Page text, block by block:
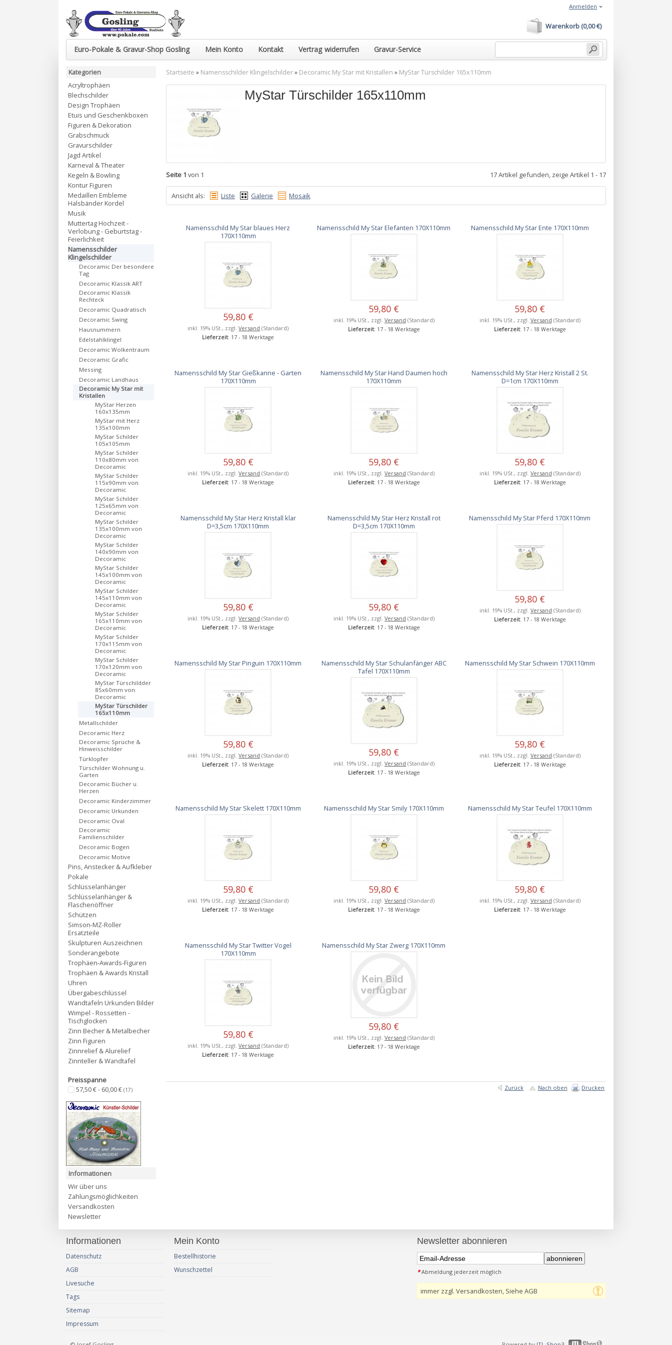
Euro-Pokale & Gravur-Shop Gosling Mein Konto Kontakt Vertrag widerrufen Gravur-Service
Warenkorb (0,00 €)
Anmelden
Startseite » Namensschilder Klingelschilder» Decoramic My Star mit Kristallen » MyStar Türschilder 165x110mm
MyStar Türschilder 165x110mm
Seite 1 von 1 17 Artikel gefunden, zeige Artikel 1 - 17
Ansicht als: Liste Galerie Mosaik
Namensschild My Star blaues Herz
170X110mm
59,80 €
inkl. 19% USt., zzgl.Versand (Standard)
Lieferzeit: 17 - 18 Werktage
Namensschild My Star Elefanten 170X110mm
59,80 €
inkl. 19% USt., zzgl. Versand (Standard)
Lieferzeit: 17 - 18 Werktage
Namensschild My Star Ente 170X110mm
59,80 €
inkl. 19% USt., zzgl. Versand (Standard)
Lieferzeit: 17 - 18 Werktage
Namensschild My Star Gießkanne - Garten
170X110mm
59,80 €
inkl. 19% USt., zzgl.Versand (Standard)
Lieferzeit: 17 - 18 Werktage
Namensschild My Star Hand Daumen hoch
170X110mm
59,80 €
inkl. 19% USt., zzgl. Versand (Standard)
Lieferzeit: 17 - 18 Werktage
Namensschild My Star Herz Kristall 2 St.
D=1cm 170X110mm
59,80 €
inkl. 19% USt., zzgl. Versand (Standard)
Lieferzeit: 17 - 18 Werktage
Namensschild My Star Herz Kristall klar
D=3,5cm 170X110mm
59,80 €
inkl. 19% USt., zzgl.Versand (Standard)
Lieferzeit: 17 - 18 Werktage
Namensschild My Star Herz Kristall rot
D=3,5cm 170X110mm
59,80 €
inkl. 19% USt., zzgl. Versand (Standard)
Lieferzeit: 17 - 18 Werktage
Namensschild My Star Pferd 170X110mm
59,80 €
inkl. 19% USt., zzgl. Versand (Standard)
Lieferzeit: 17 - 18 Werktage
Namensschild My Star Pinguin 170X110mm
59,80 €
inkl. 19% USt., zzgl.Versand (Standard)
Lieferzeit: 17 - 18 Werktage
Namensschild My Star Schulanfänger ABC
Tafel 170X110mm
59,80 €
inkl. 19% USt., zzgl. Versand (Standard)
Lieferzeit: 17 - 18 Werktage
Namensschild My Star Schwein 170X110mm
59,80 €
inkl. 19% USt., zzgl. Versand (Standard)
Lieferzeit: 17 - 18 Werktage
Namensschild My Star Skelett 170X110mm
59,80 €
inkl. 19% USt., zzgl.Versand (Standard)
Lieferzeit: 17 - 18 Werktage
Namensschild My Star Smily 170X110mm
59,80 €
inkl. 19% USt., zzgl. Versand (Standard)
Lieferzeit: 17 - 18 Werktage
Namensschild My Star Teufel 170X110mm
59,80 €
inkl. 19% USt., zzgl. Versand (Standard)
Lieferzeit: 17 - 18 Werktage
Namensschild My Star Twitter Vogel
170X110mm
59,80 €
inkl. 19% USt., zzgl.Versand (Standard)
Lieferzeit: 17 - 18 Werktage
Namensschild My Star Zwerg 170X110mm
59,80 €
inkl. 19% USt., zzgl. Versand (Standard)
Lieferzeit: 17 - 18 Werktage
Zurück Nach oben Drucken
Kategorien
Acryltrophäen
Blechschilder
Design Trophäen
Etuis und Geschenkboxen
Figuren & Dekoration
Grabschmuck
Gravurschilder
Jagd Artikel
Karneval & Theater
Kegeln & Bowling
Kontur Figuren
Medaillen Embleme
Halsbänder Kordel
Musik
Muttertag Hochzeit -
Verlobung - Geburtstag -
Feierlichkeit
Namensschilder
Klingelschilder
Decoramic Der besondere
Tag
Decoramic Klassik ART
Decoramic Klassik
Rechteck
Decoramic Quadratisch
Decoramic Swing
Hausnummern
Edelstahlklingel
Decoramic Wolkentraum
Decoramic Grafic
Messing
Decoramic Landhaus
Decoramic My Star mit
Kristallen
MyStar Herzen
160x135mm
MyStar mit Herz
135x100mm
MyStar Schilder
105x105mm
MyStar Schilder
110x80mm von
Decoramic
MyStar Schilder
115x90mm von
Decoramic
MyStar Schilder
125x65mm von
Decoramic
MyStar Schilder
135x100mm von
Decoramic
MyStar Schilder
140x90mm von
Decoramic
MyStar Schilder
145x100mm von
Decoramic
MyStar Schilder
145x110mm von
Decoramic
MyStar Schilder
165x110mm von
Decoramic
MyStar Schilder
170x115mm von
Decoramic
MyStar Schilder
170x120mm von
Decoramic
MyStar Türschildder
85x60mm von
Decoramic
MyStar Türschilder
165x110mm
Metallschilder
Decoramic Herz
Decoramic Sprüche &
Hinweisschilder
Türklopfer
Türschilder Wohnung u.
Garten
Decoramic Bücher u.
Herzen
Decoramic Kinderzimmer
Decoramic Urkunden
Decoramic Oval
Decoramic
Familienschilder
Decoramic Bogen
Decoramic Motive
Pins, Anstecker & Aufkleber
Pokale
Schlüsselanhänger
Schlüsselanhänger &
Flaschenöffner
Schützen
Simson-MZ-Roller
Ersatzteile
Skulpturen Auszeichnen
Sonderangebote
Trophäen-Awards-Figuren
Trophäen & Awards Kristall
Uhren
Übergabeschlüssel
Wandtafeln Urkunden Bilder
Wimpel - Rossetten -
Tischglocken
Zinn Becher & Metalbecher
Zinn Figuren
Zinnrelief & Alurelief
Zinnteller & Wandtafel
Preisspanne
57,50 € - 60,00 € (17)
Informationen
Wir über uns
Zahlungsmöglichkeiten
Versandkosten
Newsletter
Informationen
Datenschutz
AGB
Livesuche
Tags
Sitemap
Impressum
Mein Konto
Bestellhistorie
Wunschzettel
Newsletter abonnieren
abonnieren
*Abmeldung jederzeit möglich
immer zzgl. Versandkosten, Siehe AGB